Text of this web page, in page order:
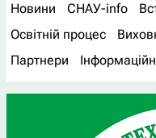
Новини СНАУ-info
Освітній процес
Партнери